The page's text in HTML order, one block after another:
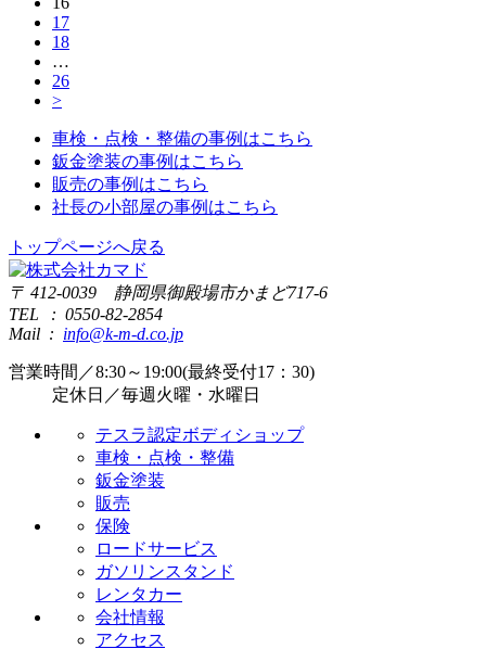
17
18
…
26
>
車検・点検・整備の事例はこちら
鈑金塗装の事例はこちら
販売の事例はこちら
社長の小部屋の事例はこちら
トップページへ戻る
〒 412-0039 静岡県御殿場市かまど717-6
TEL : 0550-82-2854
Mail : info@k-m-d.co.jp
営業時間／8:30～19:00(最終受付17：30)
定休日／毎週火曜・水曜日
テスラ認定ボディショップ
車検・点検・整備
鈑金塗装
販売
保険
ロードサービス
ガソリンスタンド
レンタカー
会社情報
アクセス